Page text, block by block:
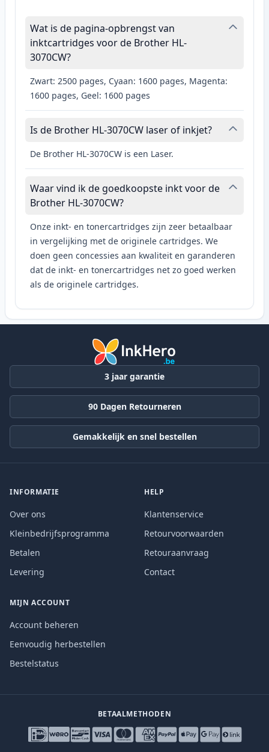
Wat is de pagina-opbrengst van
inktcartridges voor de Brother HL-
3070CW?
Zwart: 2500 pages, Cyaan: 1600 pages, Magenta:
1600 pages, Geel: 1600 pages
Is de Brother HL-3070CW laser of inkjet?
De Brother HL-3070CW is een Laser.
Waar vind ik de goedkoopste inkt voor de
Brother HL-3070CW?
Onze inkt- en tonercartridges zijn zeer betaalbaar
in vergelijking met de originele cartridges. We
doen geen concessies aan kwaliteit en garanderen
dat de inkt- en tonercartridges net zo goed werken
als de originele cartridges.
3 jaar garantie
90 Dagen Retourneren
Gemakkelijk en snel bestellen
INFORMATIE
Over ons
Kleinbedrijfsprogramma
Betalen
Levering
HELP
Klantenservice
Retourvoorwaarden
Retouraanvraag
Contact
MIJN ACCOUNT
Account beheren
Eenvoudig herbestellen
Bestelstatus
BETAALMETHODEN